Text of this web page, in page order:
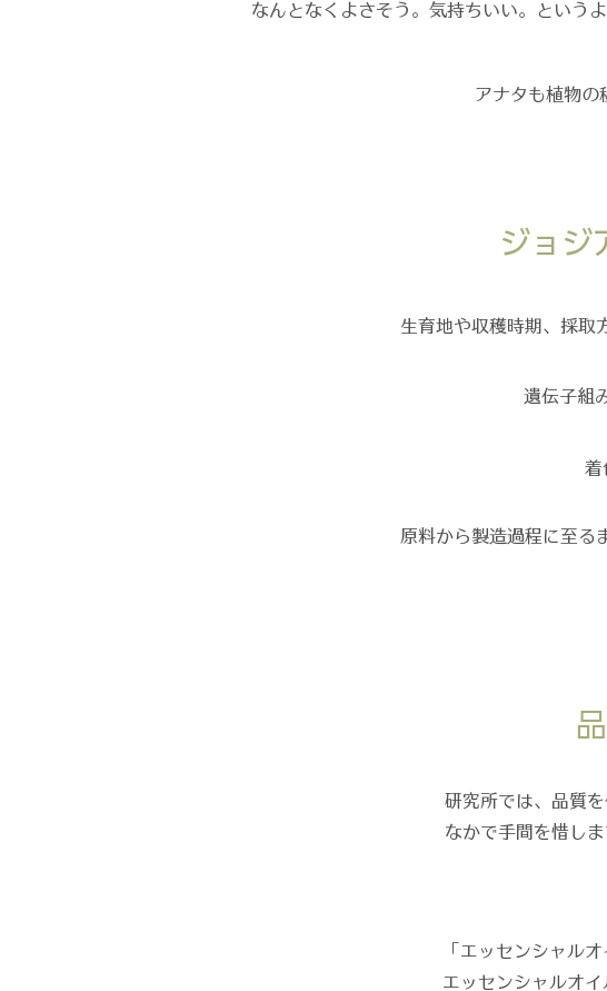
なんとなくよさそう。気持ちいい。という
アナタも植物の
ジョジ
生育地や収穫時期、採取
遺伝子組
着
原料から製造過程に至る
研究所では、品質
なかで手間を惜し
「エッセンシャル
エッセンシャルオ